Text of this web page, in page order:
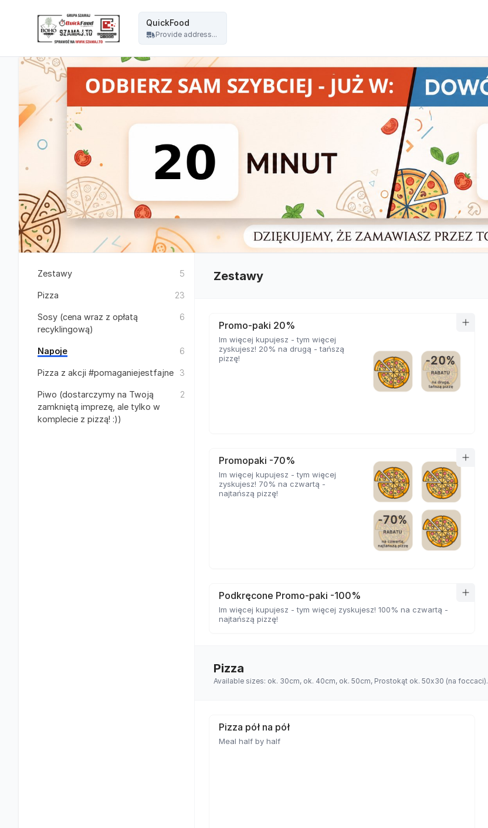
QuickFood
Provide address...
Zestawy 5
Pizza 23
Sosy (cena wraz z opłatą
recyklingową)
6
Napoje 6
Pizza z akcji #pomaganiejestfajne 3
Piwo (dostarczymy na Twoją
zamkniętą imprezę, ale tylko w
komplecie z pizzą! :))
2
Zestawy
Promo-paki 20%
Im więcej kupujesz - tym więcej
zyskujesz! 20% na drugą - tańszą
pizzę!
Promopaki -70%
Im więcej kupujesz - tym więcej
zyskujesz! 70% na czwartą -
najtańszą pizzę!
Podkręcone Promo-paki -100%
Im więcej kupujesz - tym więcej zyskujesz! 100% na czwartą -
najtańszą pizzę!
Pizza
Available sizes: ok. 30cm, ok. 40cm, ok. 50cm, Prostokąt ok. 50x30 (na foccaci).
Pizza pół na pół
Meal half by half